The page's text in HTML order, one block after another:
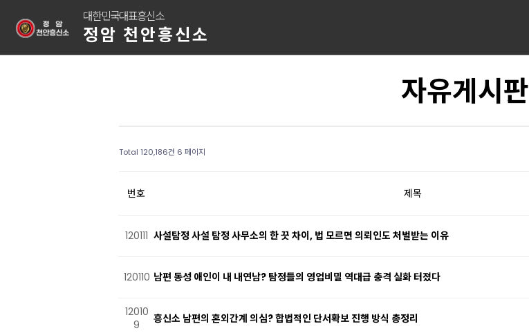
대한민국대표흥신소
정암 천안흥신소
자유게시판
Total 120,186건 6 페이지
번호 제목
120111 사설탐정 사설 탐정 사무소의 한 끗 차이, 법 모르면 의뢰인도 처벌받는 이유
120110 남편 동성 애인이 내 내연남? 탐정들의 영업비밀 역대급 충격 실화 터졌다
12010
9
흥신소 남편의 혼외간계 의심? 합법적인 단서확보 진행 방식 총정리